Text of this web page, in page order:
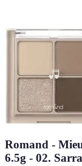
Romand -
6.5g - 02.